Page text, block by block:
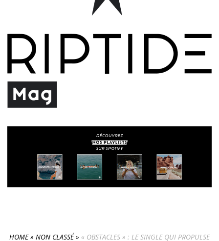
HOME» NON CLASSÉ» « OBSTACLES » : LE SINGLE QUI PROPULSE